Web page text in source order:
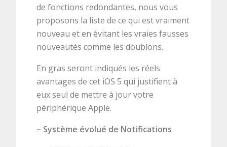
de fonctions redondantes, nous vous
proposons la liste de ce qui est vraiment
nouveau et en évitant les vraies fausses
nouveautés comme les doublons.
En gras seront indiqués les réels
avantages de cet iOS 5 qui justifient à
eux seul de mettre à jour votre
périphérique Apple.
– Système évolué de Notifications